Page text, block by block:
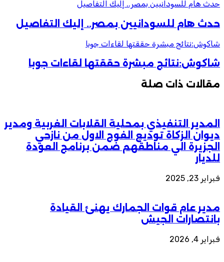
حدث هام للسودانيين بمصر.. إليك التفاصيل
حدث هام للسودانيين بمصر.. إليك التفاصيل
شاكوش:نتائج مبشرة حققتها لقاءات جوبا
شاكوش:نتائج مبشرة حققتها لقاءات جوبا
مقالات ذات صلة
المدير التنفيذي بمحلية القلابات الغربية ومدير
ديوان الزكاة توديع الفوج الاول من نازحي
الجزيرة الي مناطقهم ضمن برنامج العودة
للديار
فبراير 23, 2025
مدير عام قوات الجمارك يهنئ القيادة
بانتصارات الجيش
فبراير 4, 2026